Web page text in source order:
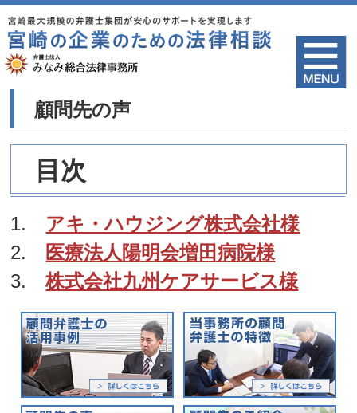
顧問先の声
目次
1. アキ・ハウジング株式会社様
2.
医療法人陽明会増田病院様
3.株式会社九州ケアサービス様